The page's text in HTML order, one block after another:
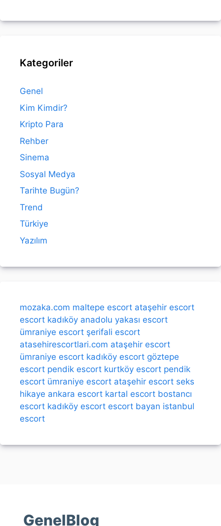
Kategoriler
Genel
Kim Kimdir?
Kripto Para
Rehber
Sinema
Sosyal Medya
Tarihte Bugün?
Trend
Türkiye
Yazılım
mozaka.com maltepe escort ataşehir escort
escort kadıköy anadolu yakası escort
ümraniye escort şerifali escort
atasehirescortlari.com ataşehir escort
ümraniye escort kadıköy escort göztepe
escort pendik escort kurtköy escort pendik
escort ümraniye escort ataşehir escort seks
hikaye ankara escort kartal escort bostancı
escort kadıköy escort escort bayan istanbul
escort
GenelBlog